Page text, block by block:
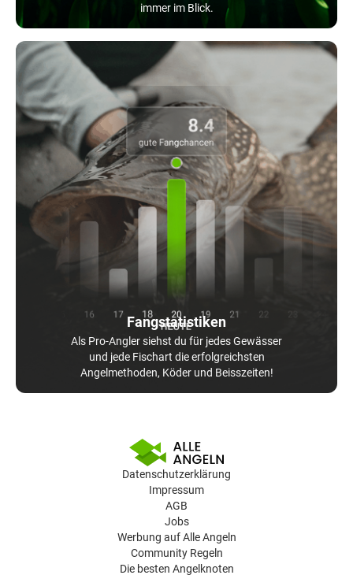
immer im Blick.
Fangstatistiken
Als Pro-Angler siehst du für jedes Gewässer
und jede Fischart die erfolgreichsten
Angelmethoden, Köder und Beisszeiten!
Datenschutzerklärung
Impressum
AGB
Jobs
Werbung auf Alle Angeln
Community Regeln
Die besten Angelknoten